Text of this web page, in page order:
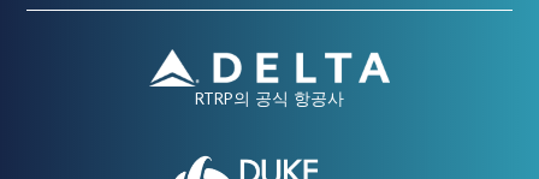
RTRP의 공식 항공사